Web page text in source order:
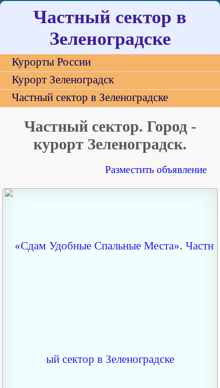
Частный сектор в
Зеленоградске
Курорты России
Курорт Зеленоградск
Частный сектор в Зеленоградске
Частный сектор. Город -
курорт Зеленоградск.
Разместить объявление